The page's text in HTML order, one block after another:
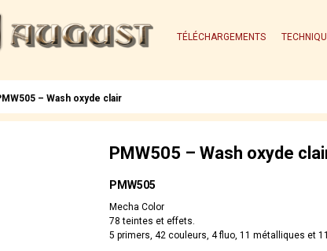
TÉLÉCHARGEMENTS
– Wash oxyde clair
PMW505 – Wash oxyde
PMW505
Mecha Color
78 teintes et effets.
5 primers, 42 couleurs, 4 fluo, 11 métalliques et